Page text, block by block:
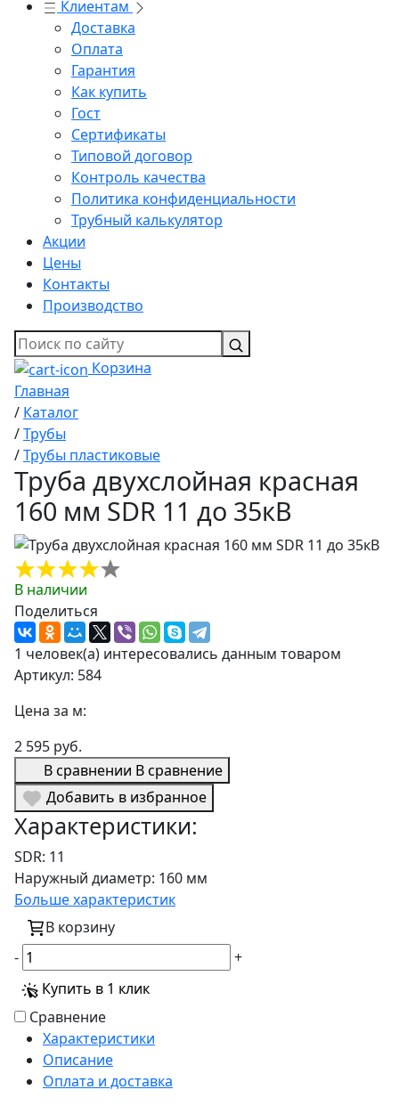
Клиентам
Доставка
Оплата
Гарантия
Как купить
Гост
Сертификаты
Типовой договор
Контроль качества
Политика конфиденциальности
Трубный калькулятор
Акции
Цены
Контакты
Производство
Корзина
Главная
/ Каталог
/Трубы
/Трубы пластиковые
Труба двухслойная красная
160 мм SDR 11 до 35кВ
В наличии
Поделиться
1 человек(а) интересовались данным товаром
Артикул: 584
Цена за м:
2 595 руб.
В сравнении В сравнение
Добавить в избранное
Характеристики:
SDR: 11
Наружный диаметр: 160 мм
Больше характеристик
В корзину
-
+
Купить в 1 клик
Сравнение
Характеристики
Описание
Оплата и доставка